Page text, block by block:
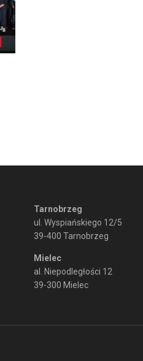
Tarnobrzeg
ul. Wyspiańskiego 12/5
39-400 Tarnobrzeg
Mielec
al. Niepodległości 12
39-300 Mielec